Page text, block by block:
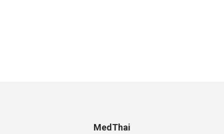
MedThai